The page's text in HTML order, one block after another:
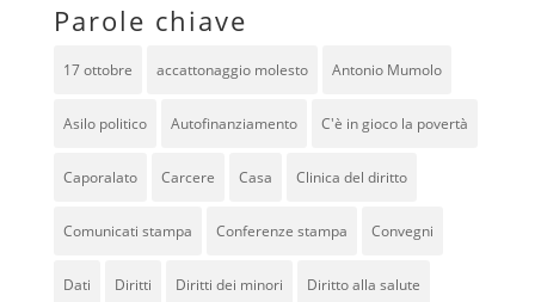
Parole chiave
17 ottobre accattonaggio molesto Antonio Mumolo
Asilo politico Autofinanziamento C'è in gioco la povertà
Caporalato Carcere Casa Clinica del diritto
Comunicati stampa Conferenze stampa Convegni
Dati Diritti Diritti dei minori Diritto alla salute